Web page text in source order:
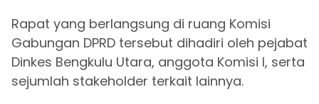
Rapat yang berlangsung di ruang Komisi
Gabungan DPRD tersebut dihadiri oleh pejabat
Dinkes Bengkulu Utara, anggota Komisi I, serta
sejumlah stakeholder terkait lainnya.